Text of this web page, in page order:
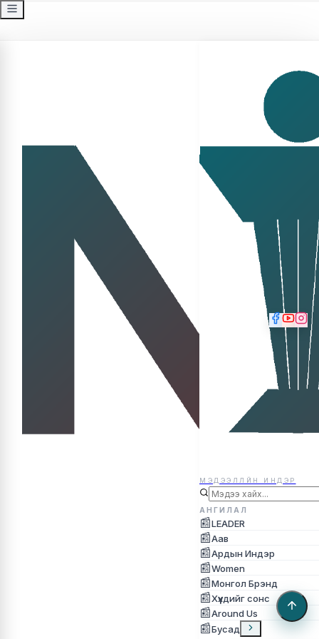
МЭДЭЭЛЛЙН ИНДЭР
АНГИЛАЛ
📰LEADER
📰Аав
📰Ардын Индэр
📰Women
📰Монгол Брэнд
📰Хүүхдийг сонс
📰Around Us
📰Бусад